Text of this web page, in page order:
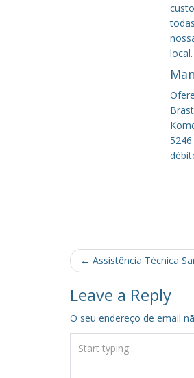
local.
Post
navigation
← Assistência Técnica
Leave a Reply
O seu endereço de email